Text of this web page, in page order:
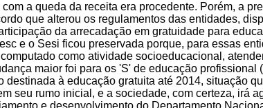
a queda da receita era procedente. Porém, a
que alterou os regulamentos das entidades,
da arrecadação em gratuidade para
e o Sesi ficou preservada porque, para essas
como atividade socioeducacional,
maior foi para os 'S' de educação
destinada à educação gratuita até 2014, situação
seu rumo inicial, e a sociedade, com certeza, irá